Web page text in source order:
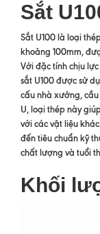
Sắt
Sắt U100 là loại
khoảng 100mm,
Với đặc tính chịu
sắt U100 được sử
cấu nhà xưởng,
U, loại thép này
với các vật liệu
đến tiêu chuẩn kỹ
chất lượng và tuổi
Khối